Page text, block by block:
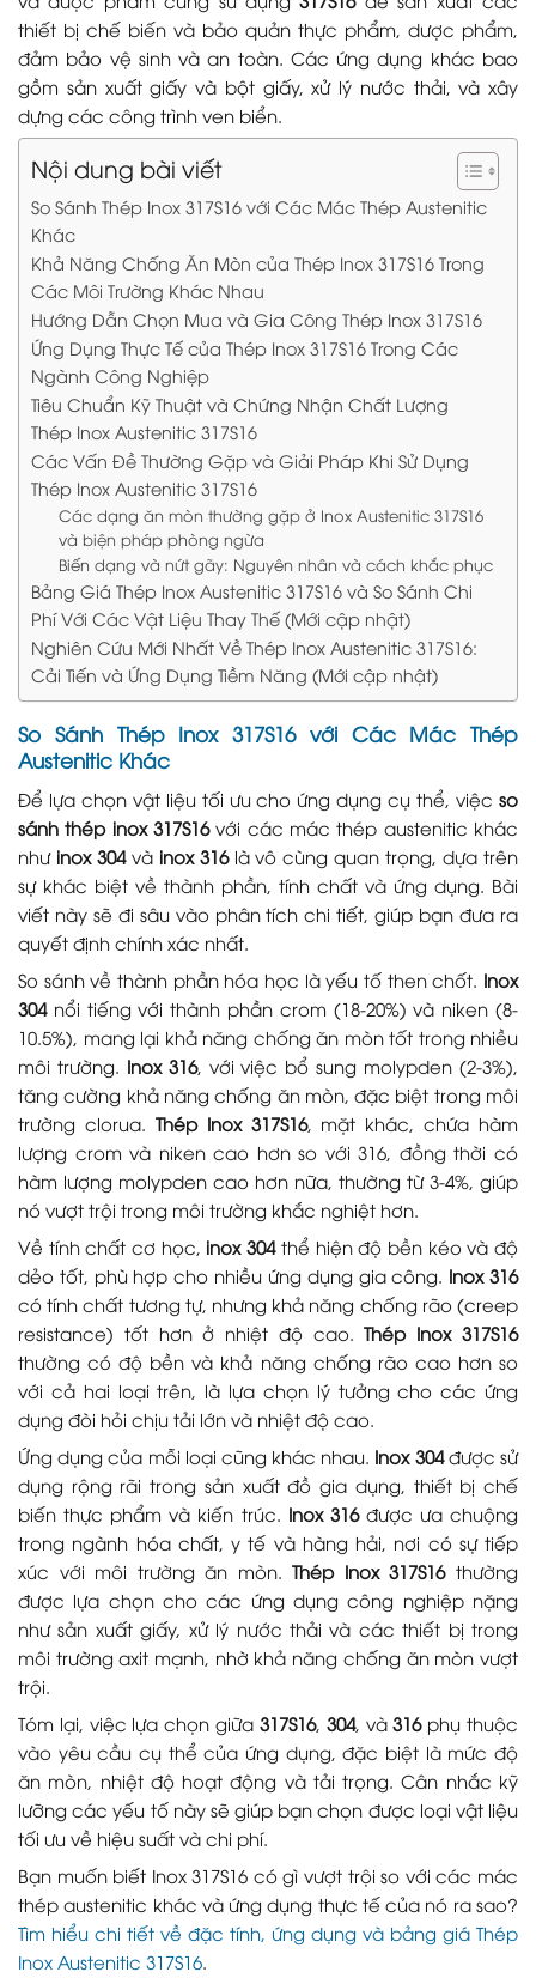
thiết bị chế biến và bảo quản thực phẩm, dược phẩm,
đảm bảo vệ sinh và an toàn. Các ứng dụng khác bao
gồm sản xuất giấy và bột giấy, xử lý nước thải, và xây
dựng các công trình ven biển.
Nội dung bài viết
So Sánh Thép Inox 317S16 với Các Mác Thép Austenitic
Khác
Khả Năng Chống Ăn Mòn của Thép Inox 317S16 Trong
Các Môi Trường Khác Nhau
Hướng Dẫn Chọn Mua và Gia Công Thép Inox 317S16
Ứng Dụng Thực Tế của Thép Inox 317S16 Trong Các
Ngành Công Nghiệp
Tiêu Chuẩn Kỹ Thuật và Chứng Nhận Chất Lượng
Thép Inox Austenitic 317S16
Các Vấn Đề Thường Gặp và Giải Pháp Khi Sử Dụng
Thép Inox Austenitic 317S16
Các dạng ăn mòn thường gặp ở Inox Austenitic 317S16
và biện pháp phòng ngừa
Biến dạng và nứt gãy: Nguyên nhân và cách khắc phục
Bảng Giá Thép Inox Austenitic 317S16 và So Sánh Chi
Phí Với Các Vật Liệu Thay Thế (Mới cập nhật)
Nghiên Cứu Mới Nhất Về Thép Inox Austenitic 317S16:
Cải Tiến và Ứng Dụng Tiềm Năng (Mới cập nhật)
So Sánh Thép Inox 317S16 với Các Mác Thép
Austenitic Khác
Để lựa chọn vật liệu tối ưu cho ứng dụng cụ thể, việc so
sánh thép inox 317S16với các mác thép austenitic khác
như inox 304và inox 316là vô cùng quan trọng, dựa trên
sự khác biệt về thành phần, tính chất và ứng dụng. Bài
viết này sẽ đi sâu vào phân tích chi tiết, giúp bạn đưa ra
quyết định chính xác nhất.
So sánh về thành phần hóa học là yếu tố then chốt. Inox
304nổi tiếng với thành phần crom (18-20%) và niken (8-
10.5%), mang lại khả năng chống ăn mòn tốt trong nhiều
môi trường. Inox 316, với việc bổ sung molypden (2-3%),
tăng cường khả năng chống ăn mòn, đặc biệt trong môi
trường clorua. Thép Inox 317S16, mặt khác, chứa hàm
lượng crom và niken cao hơn so với 316, đồng thời có
hàm lượng molypden cao hơn nữa, thường từ 3-4%, giúp
nó vượt trội trong môi trường khắc nghiệt hơn.
Về tính chất cơ học, inox 304thể hiện độ bền kéo và độ
dẻo tốt, phù hợp cho nhiều ứng dụng gia công. Inox 316
có tính chất tương tự, nhưng khả năng chống rão (creep
resistance) tốt hơn ở nhiệt độ cao.Thép Inox 317S16
thường có độ bền và khả năng chống rão cao hơn so
với cả hai loại trên, là lựa chọn lý tưởng cho các ứng
dụng đòi hỏi chịu tải lớn và nhiệt độ cao.
Ứng dụng của mỗi loại cũng khác nhau. Inox 304được sử
dụng rộng rãi trong sản xuất đồ gia dụng, thiết bị chế
biến thực phẩm và kiến trúc. Inox 316được ưa chuộng
trong ngành hóa chất, y tế và hàng hải, nơi có sự tiếp
xúc với môi trường ăn mòn.Thép Inox 317S16thường
được lựa chọn cho các ứng dụng công nghiệp nặng
như sản xuất giấy, xử lý nước thải và các thiết bị trong
môi trường axit mạnh, nhờ khả năng chống ăn mòn vượt
trội.
Tóm lại, việc lựa chọn giữa 317S16, 304, và316phụ thuộc
vào yêu cầu cụ thể của ứng dụng, đặc biệt là mức độ
ăn mòn, nhiệt độ hoạt động và tải trọng. Cân nhắc kỹ
lưỡng các yếu tố này sẽ giúp bạn chọn được loại vật liệu
tối ưu về hiệu suất và chi phí.
Bạn muốn biết Inox 317S16 có gì vượt trội so với các mác
thép austenitic khác và ứng dụng thực tế của nó ra sao?
Tìm hiểu chi tiết về đặc tính, ứng dụng và bảng giá Thép
Inox Austenitic 317S16